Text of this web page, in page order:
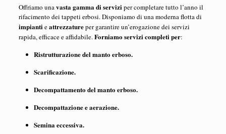
Offriamo unavasta gamma di serviziper completare tutto l’anno il
rifacimento dei tappeti erbosi. Disponiamo di una moderna flotta di
impiantieattrezzatureper garantire un’erogazione dei servizi
rapida, efficace e affidabile.Forniamo servizi completi per:
Ristrutturazione del manto erboso.
Scarificazione.
Decompattamento del manto erboso.
Decompattazione e aerazione.
Semina eccessiva.